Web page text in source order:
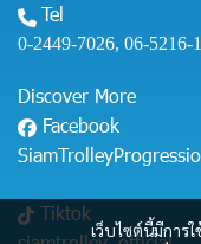
เว็บไซต์นี้มีการ
Tel
0-2449-7026, 06-5216-
Discover More
Facebook
Tiktok